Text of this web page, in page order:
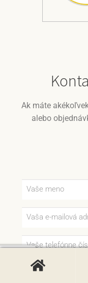
Ak máte
alebo